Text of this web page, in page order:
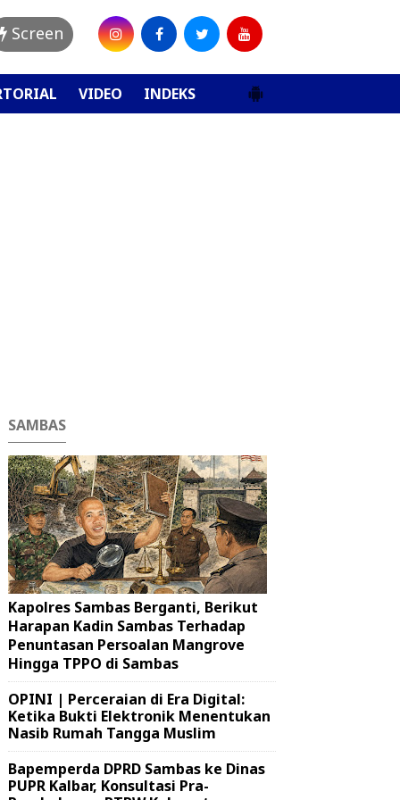
Screen
VIDEO INDEKS
SAMBAS
Kapolres Sambas Berganti, Berikut
Harapan Kadin Sambas Terhadap
Penuntasan Persoalan Mangrove
Hingga TPPO di Sambas
OPINI | Perceraian di Era Digital:
Ketika Bukti Elektronik Menentukan
Nasib Rumah Tangga Muslim
Bapemperda DPRD Sambas ke Dinas
PUPR Kalbar, Konsultasi Pra-